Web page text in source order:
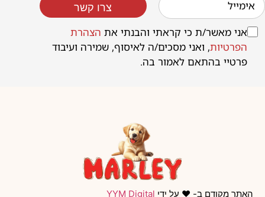
אני מאשר/ת כי קראתי והבנתי את הצהרת
הפרטיות, ואני מסכים/ה לאיסוף, שמירה ועיבוד
פרטיי בהתאם לאמור בה.
צרו קשר
האתר מקודם ב- ❤️ על ידי YYM Digital